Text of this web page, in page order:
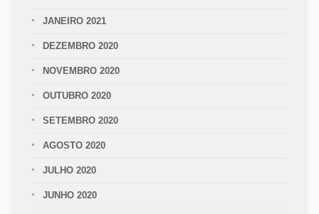
JANEIRO 2021
DEZEMBRO 2020
NOVEMBRO 2020
OUTUBRO 2020
SETEMBRO 2020
AGOSTO 2020
JULHO 2020
JUNHO 2020